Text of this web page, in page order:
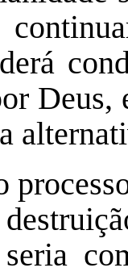
Deus,